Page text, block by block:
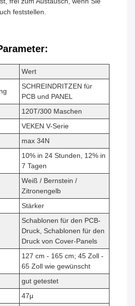
feststellen.
Wert
SCHREINDRITZEN für
PCB und PANEL
120T/300 Maschen
VEKEN V-Serie
max 34N
10% in 24 Stunden, 12% in
7 Tagen
Weiß / Bernstein /
Zitronengelb
Stärker
Schablonen für den PCB-
Druck, Schablonen für den
Druck von Cover-Panels
127 cm - 165 cm; 45 Zoll -
65 Zoll wie gewünscht
gut getestet
47μ